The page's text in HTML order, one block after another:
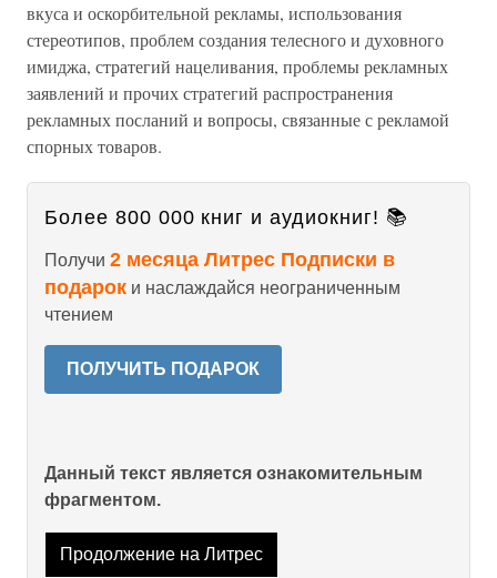
вкуса и оскорбительной рекламы, использования
стереотипов, проблем создания телесного и духовного
имиджа, стратегий нацеливания, проблемы рекламных
заявлений и прочих стратегий распространения
рекламных посланий и вопросы, связанные с рекламой
спорных товаров.
Более 800 000 книг и аудиокниг! 📚
Получи 2 месяца Литрес Подписки в
подарок и наслаждайся неограниченным
чтением
ПОЛУЧИТЬ ПОДАРОК
Данный текст является ознакомительным
фрагментом.
Продолжение на Литрес